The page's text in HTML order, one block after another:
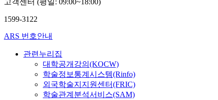
고객센터 (평일: 09:00~18:00)
1599-3122
ARS 번호안내
관련누리집
대학공개강의(KOCW)
학술정보통계시스템(Rinfo)
외국학술지지원센터(FRIC)
학술관계분석서비스(SAM)